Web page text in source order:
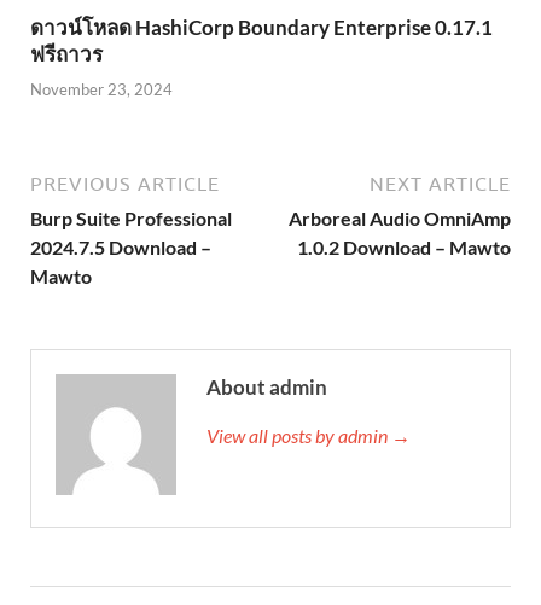
ดาวน์โหลด HashiCorp Boundary Enterprise 0.17.1
ฟรีถาวร
November 23, 2024
PREVIOUS ARTICLE
Burp Suite Professional
2024.7.5 Download –
Mawto
NEXT ARTICLE
Arboreal Audio OmniAmp
1.0.2 Download – Mawto
About admin
View all posts by admin →